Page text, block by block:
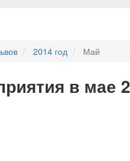
2014 год Май
в мае